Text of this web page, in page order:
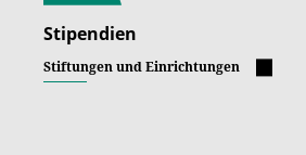
Stipendien
Stiftungen und Einrichtungen